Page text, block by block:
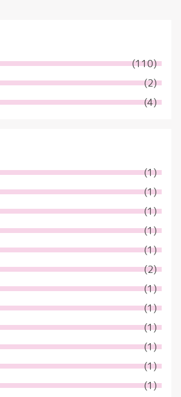
(110)
(2)
(4)
(1)
(1)
(1)
(1)
(1)
(2)
(1)
(1)
(1)
(1)
(1)
(1)